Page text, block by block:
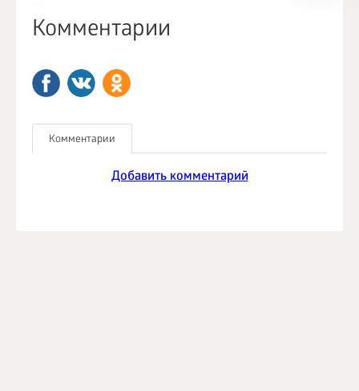
Комментарии
Комментарии
Добавить комментарий